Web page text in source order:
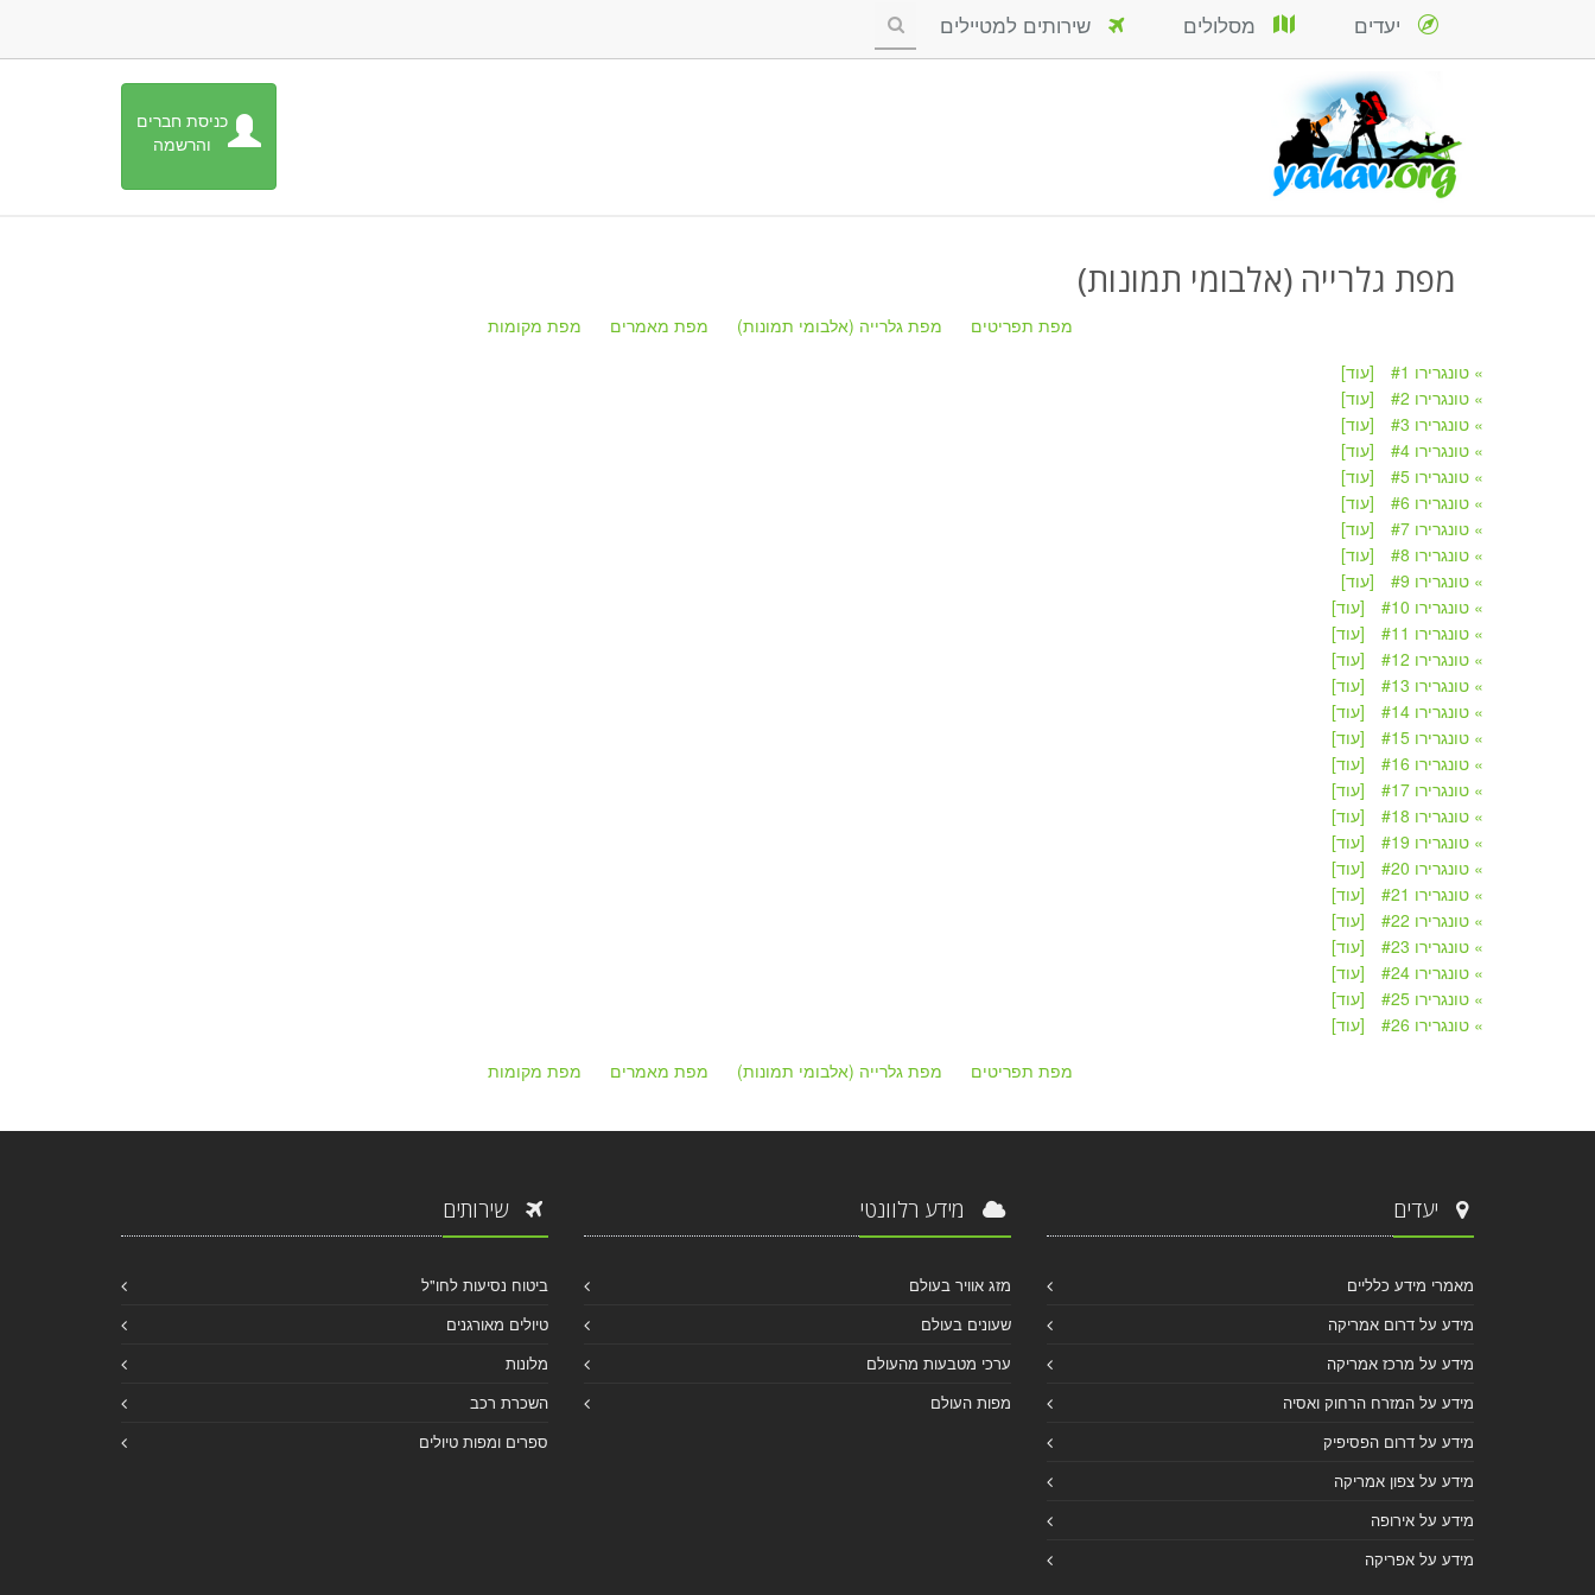
כניסת חברים
והרשמה
יעדים מסלולים שירותים למטיילים
מפת גלרייה (אלבומי תמונות)
מפת תפריטים מפת גלרייה (אלבומי תמונות) מפת מאמרים
מפת מקומות
» טונגרירו #1
[עוד]
» טונגרירו #2
[עוד]
» טונגרירו #3
[עוד]
» טונגרירו #4
[עוד]
» טונגרירו #5
[עוד]
» טונגרירו #6
[עוד]
» טונגרירו #7
[עוד]
» טונגרירו #8
[עוד]
» טונגרירו #9
[עוד]
» טונגרירו #10
[עוד]
» טונגרירו #11
[עוד]
» טונגרירו #12
[עוד]
» טונגרירו #13
[עוד]
» טונגרירו #14
[עוד]
» טונגרירו #15
[עוד]
» טונגרירו #16
[עוד]
» טונגרירו #17
[עוד]
» טונגרירו #18
[עוד]
» טונגרירו #19
[עוד]
» טונגרירו #20
[עוד]
» טונגרירו #21
[עוד]
» טונגרירו #22
[עוד]
» טונגרירו #23
[עוד]
» טונגרירו #24
[עוד]
» טונגרירו #25
[עוד]
» טונגרירו #26
[עוד]
מפת תפריטים
מפת גלרייה (אלבומי תמונות) מפת מאמרים מפת מקומות
יעדים
מאמרי מידע כלליים
מידע על דרום אמריקה
מידע על מרכז אמריקה
מידע על המזרח הרחוק ואסיה
מידע על דרום הפסיפיק
מידע על צפון אמריקה
מידע על אירופה
מידע על אפריקה
מידע רלוונטי
מזג אוויר בעולם
שעונים בעולם
ערכי מטבעות מהעולם
מפות העולם
שירותים
ביטוח נסיעות לחו"ל
טיולים מאורגנים
מלונות
השכרת רכב
ספרים ומפות טיולים